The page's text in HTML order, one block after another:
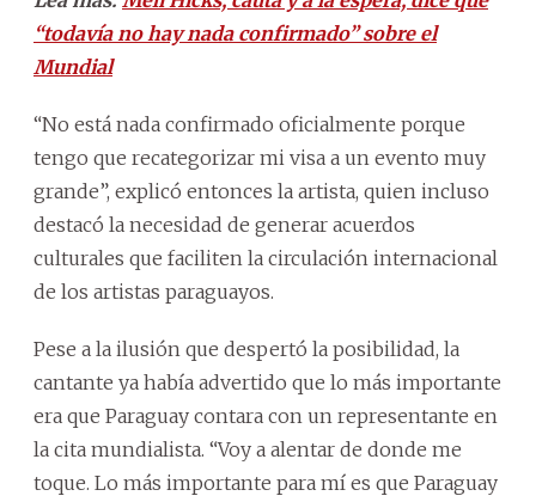
“todavía no hay nada confirmado” sobre el
Mundial
“No está nada confirmado oficialmente porque
tengo que recategorizar mi visa a un evento muy
grande”, explicó entonces la artista, quien incluso
destacó la necesidad de generar acuerdos
culturales que faciliten la circulación internacional
de los artistas paraguayos.
Pese a la ilusión que despertó la posibilidad, la
cantante ya había advertido que lo más importante
era que Paraguay contara con un representante en
la cita mundialista. “Voy a alentar de donde me
toque. Lo más importante para mí es que Paraguay